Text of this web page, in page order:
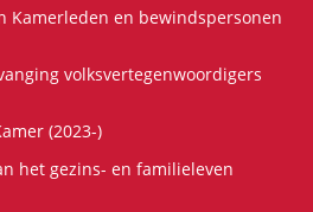
Kamerleden en bewindspersonen
volksvertegenwoordigers
(2023-)
het gezins- en familieleven